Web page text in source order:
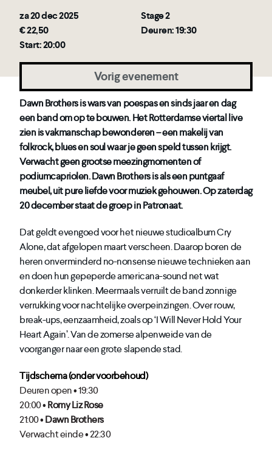
za 20 dec 2025
Stage 2
€ 22,50
Deuren: 19:30
Start: 20:00
Vorig evenement
Dawn Brothers is wars van poespas en sinds jaar en dag
een band om op te bouwen. Het Rotterdamse viertal live
zien is vakmanschap bewonderen – een makelij van
folkrock, blues en soul waar je geen speld tussen krijgt.
Verwacht geen grootse meezingmomenten of
podiumcapriolen. Dawn Brothers is als een puntgaaf
meubel, uit pure liefde voor muziek gehouwen. Op zaterdag
20 december staat de groep in Patronaat.
Dat geldt evengoed voor het nieuwe studioalbum Cry
Alone, dat afgelopen maart verscheen. Daarop boren de
heren onverminderd no-nonsense nieuwe technieken aan
en doen hun gepeperde americana-sound net wat
donkerder klinken. Meermaals verruilt de band zonnige
verrukking voor nachtelijke overpeinzingen. Over rouw,
break-ups, eenzaamheid, zoals op ‘I Will Never Hold Your
Heart Again’. Van de zomerse alpenweide van de
voorganger naar een grote slapende stad.
Tijdschema (onder voorbehoud)
Deuren open • 19:30
20:00 •Romy Liz Rose
21:00 •Dawn Brothers
Verwacht einde • 22:30